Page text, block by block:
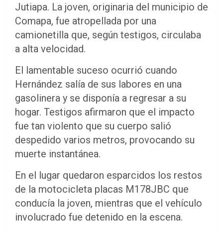
Jutiapa. La joven, originaria del municipio de
Comapa, fue atropellada por una
camionetilla que, según testigos, circulaba
a alta velocidad.
El lamentable suceso ocurrió cuando
Hernández salía de sus labores en una
gasolinera y se disponía a regresar a su
hogar. Testigos afirmaron que el impacto
fue tan violento que su cuerpo salió
despedido varios metros, provocando su
muerte instantánea.
En el lugar quedaron esparcidos los restos
de la motocicleta placas M178JBC que
conducía la joven, mientras que el vehículo
involucrado fue detenido en la escena.